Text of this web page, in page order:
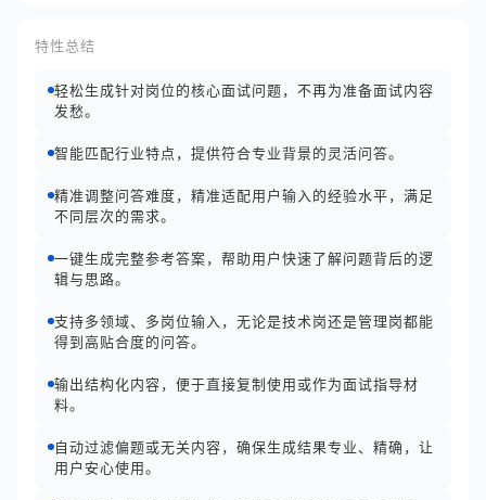
特性总结
轻松生成针对岗位的核心面试问题，不再为准备面试内容
发愁。
智能匹配行业特点，提供符合专业背景的灵活问答。
精准调整问答难度，精准适配用户输入的经验水平，满足
不同层次的需求。
一键生成完整参考答案，帮助用户快速了解问题背后的逻
辑与思路。
支持多领域、多岗位输入，无论是技术岗还是管理岗都能
得到高贴合度的问答。
输出结构化内容，便于直接复制使用或作为面试指导材
料。
自动过滤偏题或无关内容，确保生成结果专业、精确，让
用户安心使用。